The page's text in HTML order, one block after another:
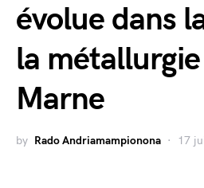
évolue dans
la
Marne
by Rado Andriamampionona 17